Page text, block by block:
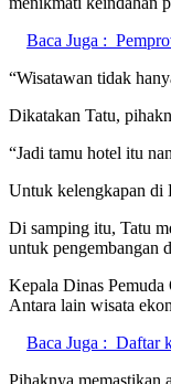
Baca Juga :
“Wisatawan tidak
Dikatakan Tatu,
“Jadi tamu hotel itu
Untuk kelengkapan di
Di samping itu, Tatu
untuk pengembangan
Kepala Dinas Pemuda
Antara lain wisata
Baca Juga : Daftar
Pihaknya memastikan